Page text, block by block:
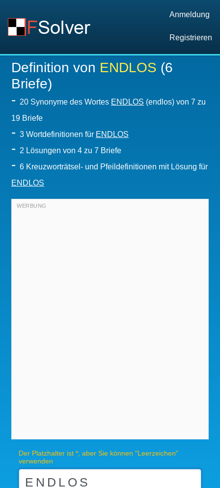
Anmeldung
Registrieren
Definition von ENDLOS (6
Briefe)
- 20 Synonyme des Wortes ENDLOS (endlos) von 7 zu
19 Briefe
- 3 Wortdefinitionen für ENDLOS
- 2 Lösungen von 4 zu 7 Briefe
- 6 Kreuzworträtsel- und Pfeildefinitionen mit Lösung für
ENDLOS
Der Platzhalter ist *, aber Sie können "Leerzeichen"
verwenden